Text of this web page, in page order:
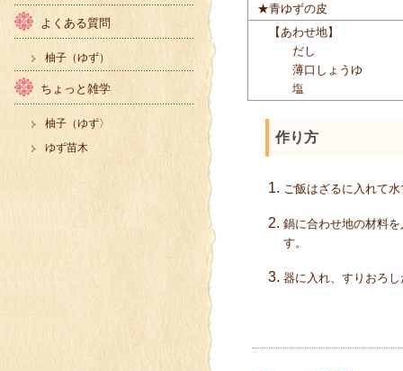
★青ゆずの皮
【あわせ地】
だし
薄口しょうゆ
塩
作り方
ご飯はざるに入れて
鍋に合わせ地の材料
す。
器に入れ、すりおろ
よくある質問
柚子（ゆず）
ちょっと雑学
柚子（ゆず〉
ゆず苗木